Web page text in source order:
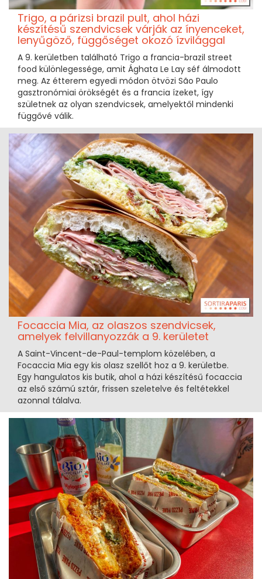
Trigo, a párizsi brazil pult, ahol házi
készítésű szendvicsek várják az ínyenceket,
lenyűgöző, függőséget okozó ízvilággal
A 9. kerületben található Trigo a francia-brazil street
food különlegessége, amit Ághata Le Lay séf álmodott
meg. Az étterem egyedi módon ötvözi São Paulo
gasztronómiai örökségét és a francia ízeket, így
születnek az olyan szendvicsek, amelyektől mindenki
függővé válik.
Focaccia Mia, az olaszos szendvicsek,
amelyek felvillanyozzák a 9. kerületet
A Saint-Vincent-de-Paul-templom közelében, a
Focaccia Mia egy kis olasz szellőt hoz a 9. kerületbe.
Egy hangulatos kis butik, ahol a házi készítésű focaccia
az első számú sztár, frissen szeletelve és feltétekkel
azonnal tálalva.